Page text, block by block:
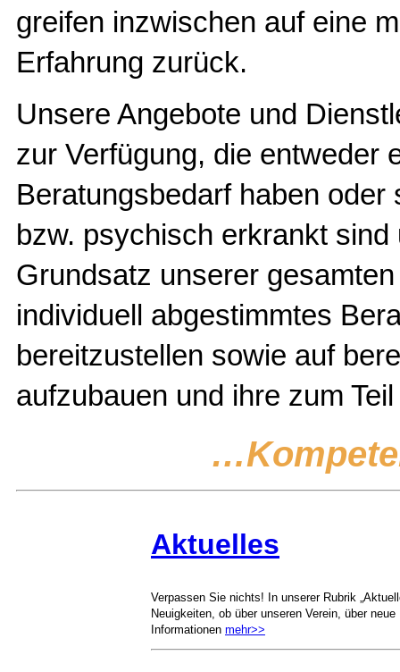
greifen inzwischen auf eine
Erfahrung zurück.
Unsere Angebote und
zur Verfügung, die entweder
Beratungsbedarf haben
bzw. psychisch erkrankt
Grundsatz unserer
individuell abgestimmtes
bereitzustellen sowie auf
aufzubauen und ihre zum
Aktuelles
Verpassen Sie nichts! In unserer Rubrik
Neuigkeiten, ob über unseren Verein, über
Informationen mehr>>